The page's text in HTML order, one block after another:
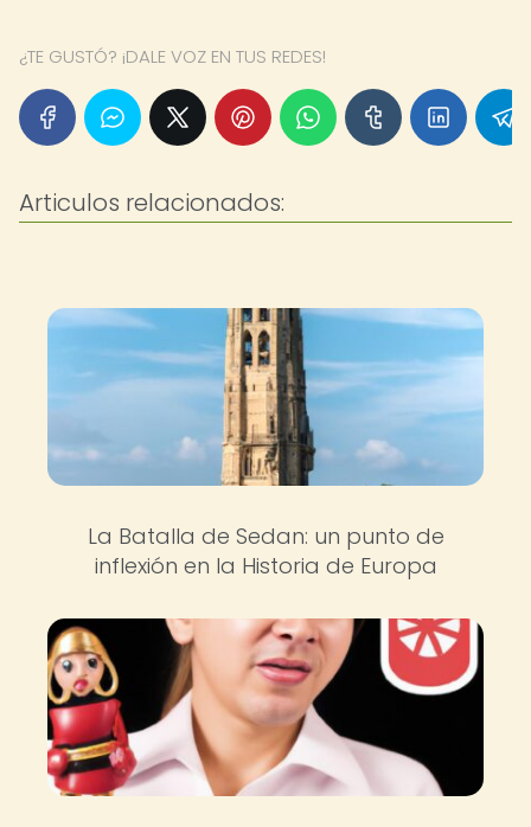
¿TE GUSTÓ? ¡DALE VOZ EN TUS REDES!
Articulos relacionados:
La Batalla de Sedan: un punto de
inflexión en la Historia de Europa